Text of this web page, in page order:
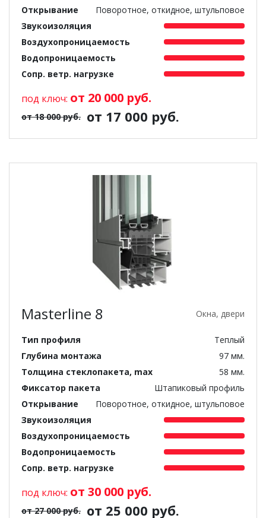
Открывание
Поворотное, откидное, штульповое
Звукоизоляция
Воздухопроницаемость
Водопроницаемость
Сопр. ветр. нагрузке
под ключ: от 20 000 руб.
от 18 000 руб. от 17 000 руб.
Masterline 8 Окна, двери
Тип профиля
Теплый
Глубина монтажа
97 мм.
Толщина стеклопакета, max
58 мм.
Фиксатор пакета
Штапиковый профиль
Открывание
Поворотное, откидное, штульповое
Звукоизоляция
Воздухопроницаемость
Водопроницаемость
Сопр. ветр. нагрузке
под ключ: от 30 000 руб.
от 27 000 руб. от 25 000 руб.